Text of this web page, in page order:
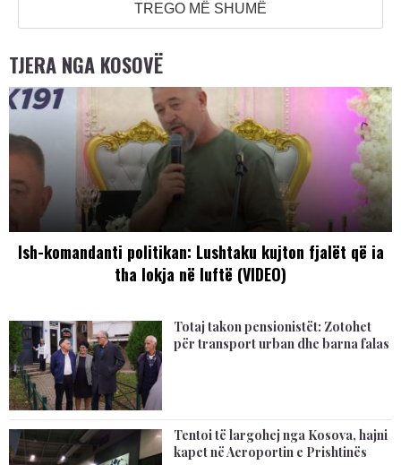
TREGO MË SHUMË
TJERA NGA KOSOVË
Ish-komandanti politikan: Lushtaku kujton fjalët që ia
tha lokja në luftë (VIDEO)
Totaj takon pensionistët: Zotohet
për transport urban dhe barna falas
Tentoi të largohej nga Kosova, hajni
kapet në Aeroportin e Prishtinës